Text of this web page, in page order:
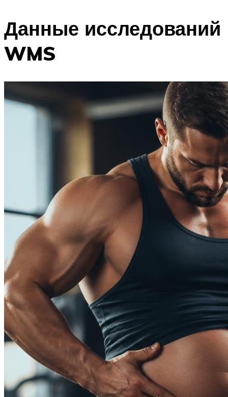
Данные исследований
WMS